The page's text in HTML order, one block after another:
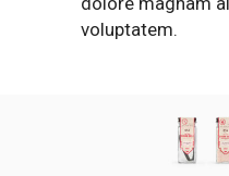
voluptatem.